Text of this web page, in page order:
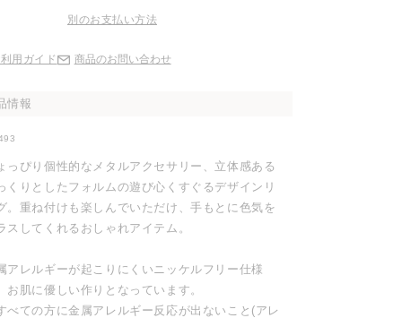
別のお支払い方法
用ガイド 商品のお問い合わせ
情報
っぴり個性的なメタルアクセサリー、立体感ある
くりとしたフォルムの遊び心くすぐるデザインリ
。重ね付けも楽しんでいただけ、手もとに色気を
スしてくれるおしゃれアイテム。
アレルギーが起こりにくいニッケルフリー仕様
お肌に優しい作りとなっています。
べての方に金属アレルギー反応が出ないこと(アレ